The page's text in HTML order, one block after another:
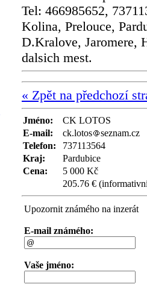
Tel: 466985652,
Kolina, Prelouce,
D.Kralove, Jaromere,
dalsich mest.
« Zpět na předchozí
Jméno:
CK LOTOS
E-mail:
ck.lotos
seznam.cz
Telefon:
737113564
Kraj:
Pardubice
Cena:
5 000 Kč
205.76 €
Upozornit známého na inzerát
E-mail známého:
Vaše jméno: